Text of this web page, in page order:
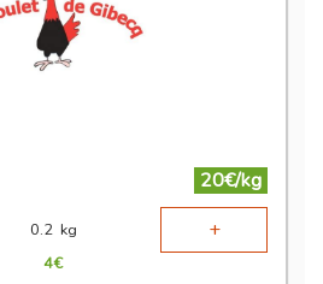
20€/kg
0.2 kg +
4€